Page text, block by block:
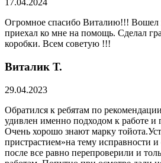
17.04.2024
Огромное спасибо Виталию!!!
приехал ко мне на помощь. Сделал
коробки. Всем советую !!!
Виталик Т.
29.04.2023
Обратился к ребятам по
удивлен именно подходом к работе и
Очень хорошо знают марку
пристрастием»на тему исправности
после все равно перепроверили и